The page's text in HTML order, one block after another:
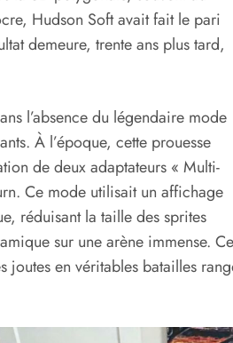
Hudson Soft avait fait le pari
demeure, trente ans plus tard,
l’absence du légendaire mode
À l’époque, cette prouesse
de deux adaptateurs « Multi-
Ce mode utilisait un affichage
réduisant la taille des sprites
sur une arène immense.
joutes en véritables batailles